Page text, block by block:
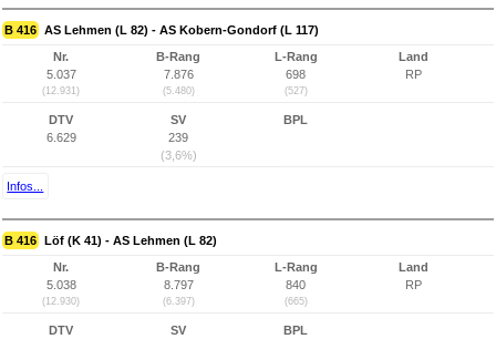
B 416 AS Lehmen (L 82) - AS Kobern-Gondorf (L 117)
Nr.
5.037
(12.931)
B-Rang
7.876
(5.480)
L-Rang
698
(527)
Land
RP
DTV
6.629
SV
239
(3,6%)
BPL
Infos...
B 416 Löf (K 41) - AS Lehmen (L 82)
Nr.
5.038
(12.930)
B-Rang
8.797
(6.397)
L-Rang
840
(665)
Land
RP
DTV
SV
BPL